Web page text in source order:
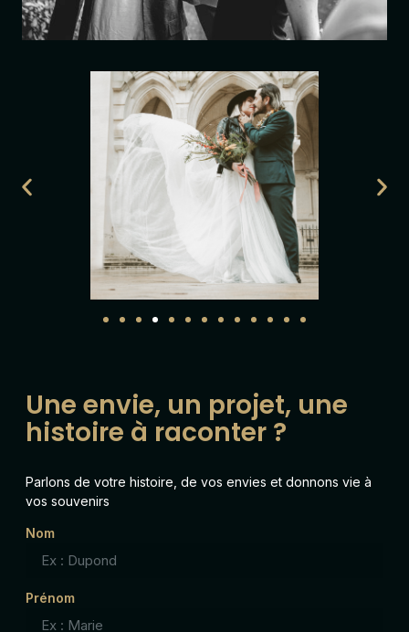
Une envie, un projet, une
histoire à raconter ?
Parlons de votre histoire, de vos envies et donnons vie à
vos souvenirs
Nom
Prénom